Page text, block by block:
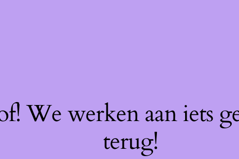
We werken aan iets
terug!